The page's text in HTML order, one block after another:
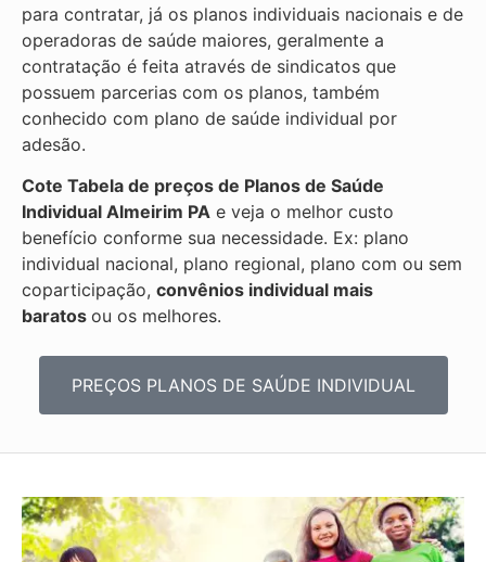
para contratar, já os planos individuais nacionais e de
operadoras de saúde maiores, geralmente a
contratação é feita através de sindicatos que
possuem parcerias com os planos, também
conhecido com plano de saúde individual por
adesão.
Cote Tabela de preços de Planos de Saúde
Individual Almeirim PA e veja o melhor custo
benefício conforme sua necessidade. Ex: plano
individual nacional, plano regional, plano com ou sem
coparticipação, convênios individual mais
baratos ou os melhores.
PREÇOS PLANOS DE SAÚDE INDIVIDUAL